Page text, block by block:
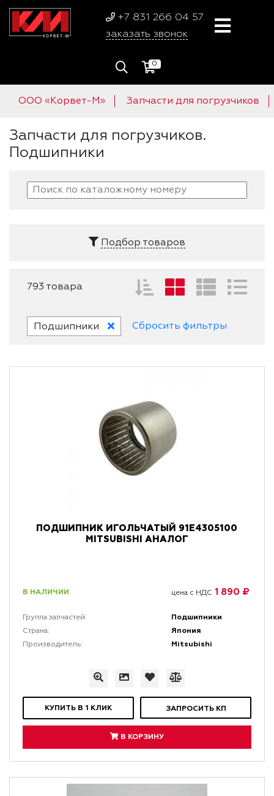
+7 831 266 04 57
заказать звонок
0
ООО «Корвет-М» Запчасти для погрузчиков
Запчасти для погрузчиков.
Подшипники
Подбор товаров
793 товара
Подшипники Сбросить фильтры
ПОДШИПНИК ИГОЛЬЧАТЫЙ 91E4305100
MITSUBISHI АНАЛОГ
В НАЛИЧИИ цена с НДС 1 890 ₽
Группа запчастей: Подшипники
Страна: Япония
Производитель: Mitsubishi
КУПИТЬ В 1 КЛИК ЗАПРОСИТЬ КП
В КОРЗИНУ